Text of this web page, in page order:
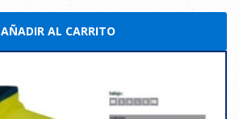
AÑADIR AL CARRITO